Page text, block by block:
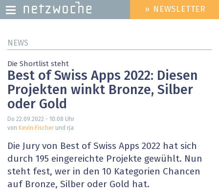
zum
HEADER
MENU
» NEWSLETTER
NEWS
Die Shortlist steht
Best of Swiss Apps 2022: Diesen
Projekten winkt Bronze, Silber
oder Gold
Do 22.09.2022 - 10:08 Uhr
von Kevin Fischerund rja
Die Jury von Best of Swiss Apps 2022 hat sich
durch 195 eingereichte Projekte gewühlt. Nun
steht fest, wer in den 10 Kategorien Chancen
auf Bronze, Silber oder Gold hat.